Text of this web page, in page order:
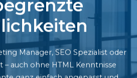
Manager, SEO Spezialist oder
– auch ohne HTML Kenntnisse